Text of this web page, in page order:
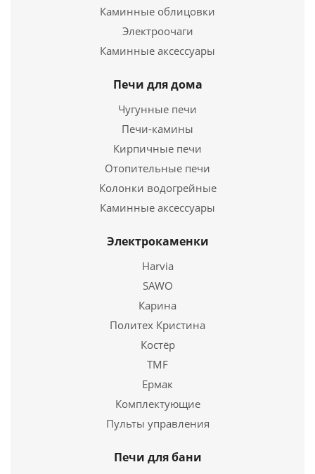
Купить в 1 клик
Подробнее
Купить в 1 клик
Каминные облицовки
Электроочаги
Каминные аксессуары
Печи для дома
Чугунные печи
Печи-камины
Кирпичные печи
Отопительные печи
Колонки водогрейные
Каминные аксессуары
Электрокаменки
Harvia
SAWO
Карина
Политех Кристина
Костёр
TMF
Ермак
Комплектующие
Пульты управления
Печи для бани